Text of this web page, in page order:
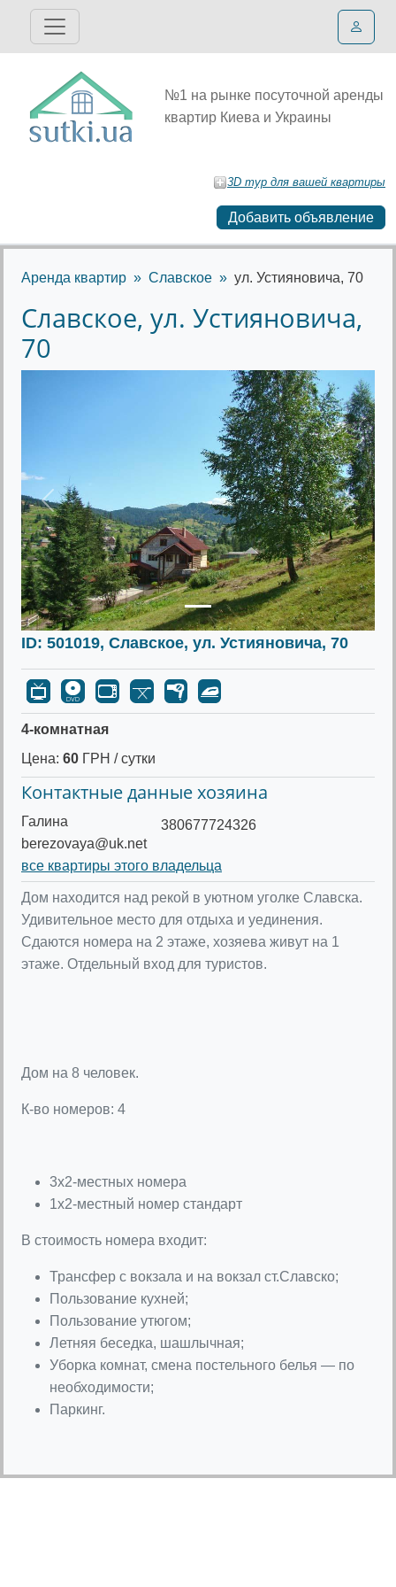
№1 на рынке посуточной аренды
квартир Киева и Украины
3D тур для вашей квартиры
Добавить объявление
Аренда квартир Славское ул. Устияновича, 70
Славское, ул. Устияновича,
70
Предыдущее
ID: 501019, Славское, ул. Устияновича, 70
4-комнатная
Цена: 60 ГРН / сутки
Контактные данные хозяина
Галина
berezovaya@uk.net
380677724326
все квартиры этого владельца
Дом находится над рекой в уютном уголке Славска.
Удивительное место для отдыха и уединения.
Сдаются номера на 2 этаже, хозяева живут на 1
этаже. Отдельный вход для туристов.
Дом на 8 человек.
К-во номеров: 4
3х2-местных номера
1х2-местный номер стандарт
В стоимость номера входит:
Трансфер с вокзала и на вокзал ст.Славско;
Пользование кухней;
Пользование утюгом;
Летняя беседка, шашлычная;
Уборка комнат, смена постельного белья — по
необходимости;
Паркинг.